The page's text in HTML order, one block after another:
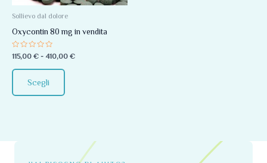
Sollievo dal dolore
Oxycontin 80 mg in vendita
Valutato
0
su
5
115,00 € - 410,00 €
Scegli
opzioni
possono
scelte
nella